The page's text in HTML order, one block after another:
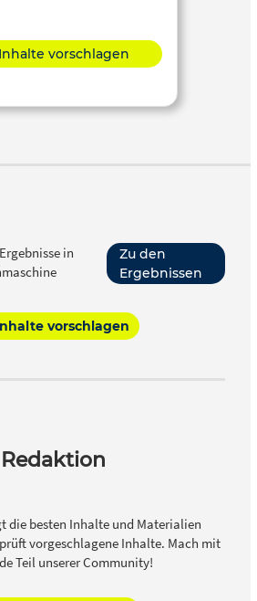
Inhalte vorschlagen
in
Zu den
Ergebnissen
vorschlagen
Redaktion
die besten Inhalte und Materialien
vorgeschlagene Inhalte. Mach mit
Teil unserer Community!